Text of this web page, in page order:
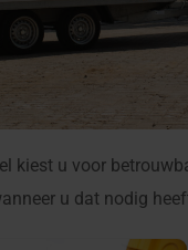
kiest u voor
u dat nodig